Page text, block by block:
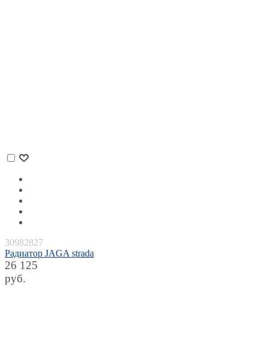
30982827
Радиатор JAGA strada
26 125
руб.